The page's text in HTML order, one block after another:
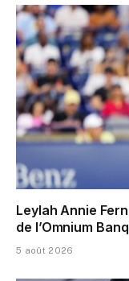
Leylah Annie
de l’Omnium
5 août 2026